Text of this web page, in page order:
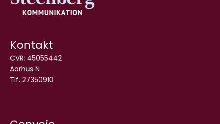
Kontakt
CVR: 45055442
Aarhus N
Tlf. 27350910